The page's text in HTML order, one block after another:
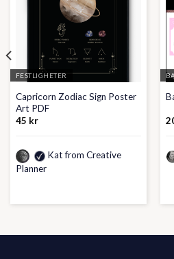
FESTLIGHETER
Capricorn Zodiac Sign Poster
Art PDF
45 kr
Kat from Creative
Planner